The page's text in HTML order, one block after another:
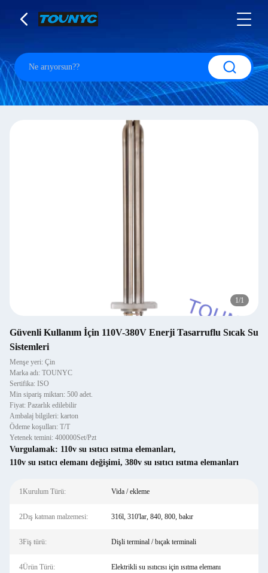
1/1
Güvenli Kullanım İçin 110V-380V Enerji Tasarruflu Sıcak Su
Sistemleri
Menşe yeri: Çin
Marka adı: TOUNYC
Sertifika: ISO
Min sipariş miktarı: 500 adet.
Fiyat: Pazarlık edilebilir
Ambalaj bilgileri: karton
Ödeme koşulları: T/T
Yetenek temini: 400000Set/Pzt
Vurgulamak: 110v su ısıtıcı ısıtma elemanları,
110v su ısıtıcı elemanı değişimi, 380v su ısıtıcı ısıtma elemanları
1Kurulum Türü: Vida / ekleme
2Dış katman malzemesi: 316l, 310'lar, 840, 800, bakır
3Fiş türü: Dişli terminal / bıçak terminali
4Ürün Türü: Elektrikli su ısıtıcısı için ısıtma elemanı